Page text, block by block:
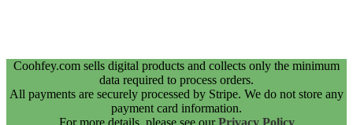
Coohfey.com sells digital products and collects only the minimum
data required to process orders.
All payments are securely processed by Stripe. We do not store any
payment card information.